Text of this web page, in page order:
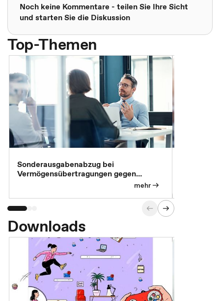
Noch keine Kommentare - teilen Sie Ihre Sicht
und starten Sie die Diskussion
Top-Themen
Sonderausgabenabzug bei
Vermögensübertragungen gegen
mehr
Downloads